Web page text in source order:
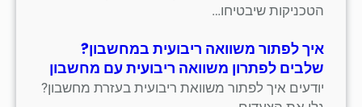
הטכניקות שיבטיחו…
איך לפתור משוואה ריבועית במחשבון?
שלבים לפתרון משוואה ריבועית עם מחשבון
יודעים איך לפתור משוואת ריבועית בעזרת מחשבון?